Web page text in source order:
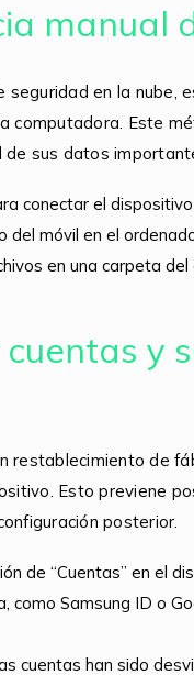
manual
en la nube,
computadora. Este
de sus datos
conectar el
del móvil en el
en una carpeta
y
restablecimiento de
Esto previene
posterior.
de “Cuentas” en el
como Samsung ID o
cuentas han sido